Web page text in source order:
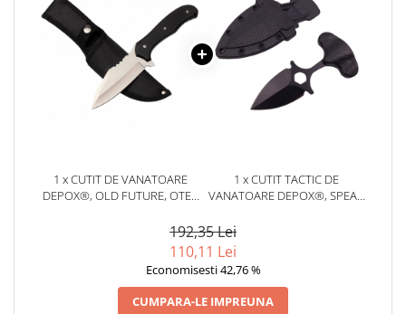
1 x CUTIT DE VANATOARE
DEPOX®, OLD FUTURE, OTEL
1 x CUTIT TACTIC DE
VANATOARE DEPOX®, SPEAR
CU PRINDERE CUREA
192,35 Lei
110,11 Lei
Economisesti 42,76 %
CUMPARA-LE IMPREUNA